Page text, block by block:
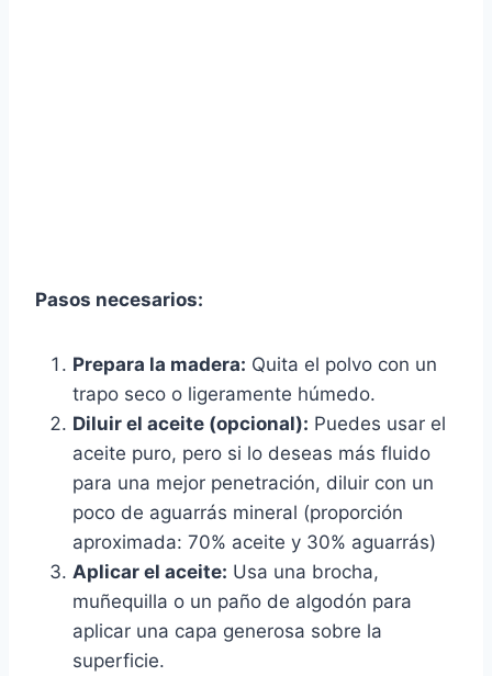
Pasos necesarios:
Prepara la madera: Quita el polvo con un
trapo seco o ligeramente húmedo.
Diluir el aceite (opcional): Puedes usar el
aceite puro, pero si lo deseas más fluido
para una mejor penetración, diluir con un
poco de aguarrás mineral (proporción
aproximada: 70% aceite y 30% aguarrás)
Aplicar el aceite: Usa una brocha,
muñequilla o un paño de algodón para
aplicar una capa generosa sobre la
superficie.